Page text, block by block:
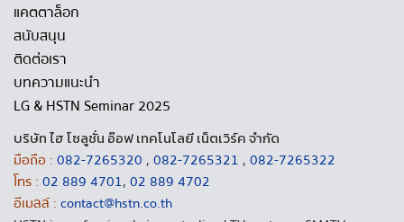
แคตตาล็อก
สนับสนุน
ติดต่อเรา
บทความแนะนำ
LG & HSTN Seminar 2025
บริษัท ไฮ โซลูชั่น อ๊อฟ เทคโนโลยี เน็ตเวิร์ค จำกัด
มือถือ : 082-7265320 , 082-7265321 , 082-7265322
โทร : 02 889 4701, 02 889 4702
อีเมลล์ : contact@hstn.co.th